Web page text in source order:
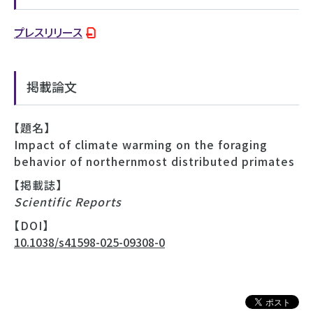
プレスリリース
掲載論文
【題名】
Impact of climate warming on the foraging
behavior of northernmost distributed primates
【掲載誌】
Scientific Reports
【DOI】
10.1038/s41598-025-09308-0